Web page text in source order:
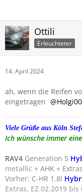
Ottili
Erleuchteter
14. April 2024
ah, wenn die Reifen
eingetragen
Viele Grüße aus Köln
Ich wünsche immer
RAV4 Generation 5
metallic + AHK +
Vorher: C-HR 1.8l
Extras, EZ 02.2019